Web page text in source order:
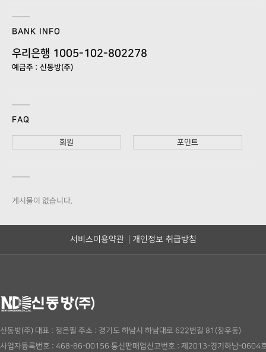
BANK INFO
우리은행 1005-102-802278
예금주 : 신동방(주)
FAQ
회원 포인트
게시물이 없습니다.
서비스이용약관 개인정보 취급방침
신동방(주) 대표 : 정은필 주소 : 경기도 하남시 하남대로 622번길 81(창우동)
사업자등록번호 : 468-86-00156 통신판매업신고번호 : 제2013-경기하남-0604